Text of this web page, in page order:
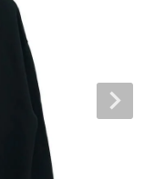
ミュ